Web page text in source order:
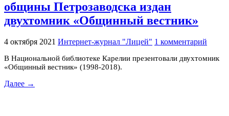
общины Петрозаводска издан
двухтомник «Общинный вестник»
4 октября 2021 Интернет-журнал "Лицей" 1 комментарий
В Национальной библиотеке Карелии презентовали двухтомник
«Общинный вестник» (1998-2018).
Далее →